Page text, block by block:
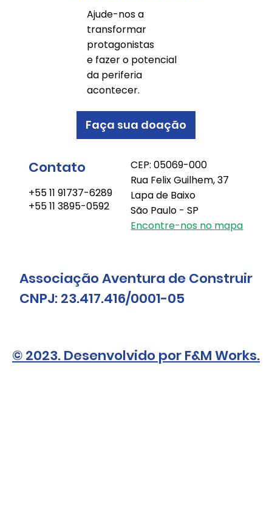
Ajude-nos a
transformar
protagonistas
e fazer o potencial
da periferia
acontecer.
Faça sua doação
Contato
+55 11 91737-6289
+55 11 3895-0592
CEP: 05069-000
Rua Felix Guilhem, 37
Lapa de Baixo
São Paulo - SP
Encontre-nos no mapa
© 2023. Desenvolvido por F&M Works.
Associação Aventura de Construir
CNPJ: 23.417.416/0001-05